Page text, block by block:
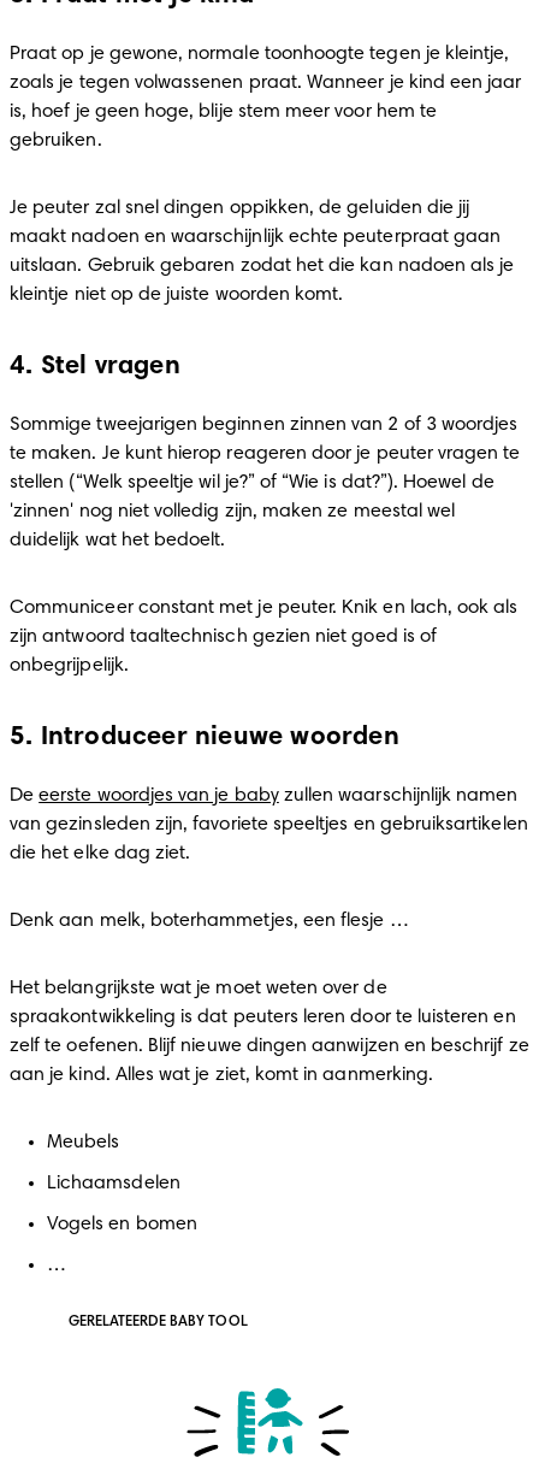
Praat op je gewone, normale toonhoogte tegen je kleintje,
zoals je tegen volwassenen praat. Wanneer je kind een jaar
is, hoef je geen hoge, blije stem meer voor hem te
gebruiken.
Je peuter zal snel dingen oppikken, de geluiden die jij
maakt nadoen en waarschijnlijk echte peuterpraat gaan
uitslaan. Gebruik gebaren zodat het die kan nadoen als je
kleintje niet op de juiste woorden komt.
4. Stel vragen
Sommige tweejarigen beginnen zinnen van 2 of 3 woordjes
te maken. Je kunt hierop reageren door je peuter vragen te
stellen (“Welk speeltje wil je?” of “Wie is dat?”). Hoewel de
'zinnen' nog niet volledig zijn, maken ze meestal wel
duidelijk wat het bedoelt.
Communiceer constant met je peuter. Knik en lach, ook als
zijn antwoord taaltechnisch gezien niet goed is of
onbegrijpelijk.
5. Introduceer nieuwe woorden
De eerste woordjes van je baby zullen waarschijnlijk namen
van gezinsleden zijn, favoriete speeltjes en gebruiksartikelen
die het elke dag ziet.
Denk aan melk, boterhammetjes, een flesje …
Het belangrijkste wat je moet weten over de
spraakontwikkeling is dat peuters leren door te luisteren en
zelf te oefenen. Blijf nieuwe dingen aanwijzen en beschrijf ze
aan je kind. Alles wat je ziet, komt in aanmerking.
Meubels
Lichaamsdelen
Vogels en bomen
…
GERELATEERDE BABY TOOL